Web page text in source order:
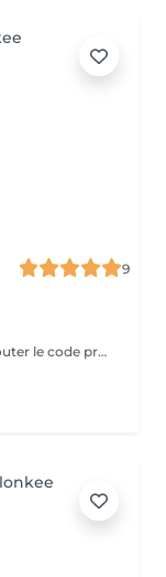
9
-15% Sur tous les services. Il vous suffira d'ajouter le code promo : DECOUVERTE15 lors de la prise de votre rendez-vous en ligne.